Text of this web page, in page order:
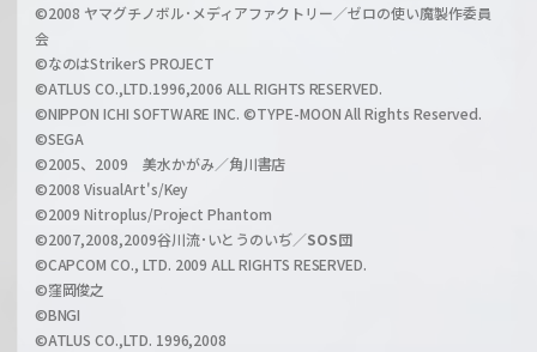
l
h
a
n
l
©2008 ヤマグチノボル･メディアファクトリー／ゼロの使い魔製作委員
会
©なのはStrikerS PROJECT
©ATLUS CO.,LTD.1996,2006 ALL RIGHTS RESERVED.
©NIPPON ICHI SOFTWARE INC. ©TYPE-MOON All Rights Reserved.
©SEGA
©2005、2009 美水かがみ／角川書店
©2008 VisualArt's/Key
©2009 Nitroplus/Project Phantom
©2007,2008,2009谷川流･いとうのいぢ／SOS団
©CAPCOM CO., LTD. 2009 ALL RIGHTS RESERVED.
©窪岡俊之
©BNGI
©ATLUS CO.,LTD. 1996,2008